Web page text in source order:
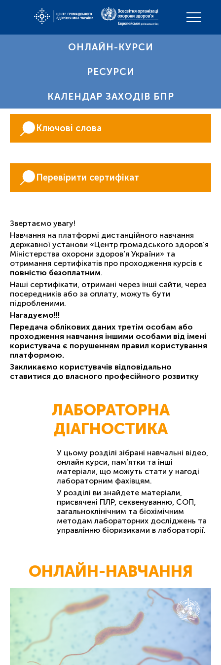
ОНЛАЙН-КУРСИ
РЕСУРСИ
КАЛЕНДАР ЗАХОДІВ БПР
Ключові слова
Перевірити сертифікат
Звертаємо увагу!
Навчання на платформі дистанційного навчання
державної установи «Центр громадського здоров’я
Міністерства охорони здоров’я України» та
отримання сертифікатів про проходження курсів є
повністю безоплатним.
Наші сертифікати, отримані через інші сайти, через
посередників або за оплату, можуть бути
підробленими.
Нагадуємо!!!
Передача облікових даних третім особам або
проходження навчання іншими особами від імені
користувача є порушенням правил користування
платформою.
Закликаємо користувачів відповідально
ставитися до власного професійного розвитку
ЛАБОРАТОРНА
ДІАГНОСТИКА
У цьому розділі зібрані навчальні відео,
онлайн курси, пам’ятки та інші
матеріали, що можуть стати у нагоді
лабораторним фахівцям.
У розділі ви знайдете матеріали,
присвячені ПЛР, секвенуванню, СОП,
загальноклінічним та біохімічним
методам лабораторних досліджень та
управлінню біоризиками в лабораторії.
ОНЛАЙН-НАВЧАННЯ